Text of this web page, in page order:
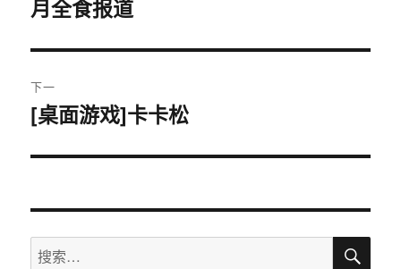
航
上
文
章：
月全食报道
下一
下
文
[桌面游戏]卡卡松
搜
搜